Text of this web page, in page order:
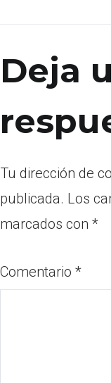
Deja
Tu dirección de
publicada. Los
marcados con *
Comentario *